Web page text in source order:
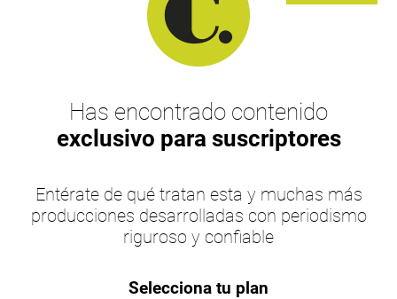
Has encontrado contenido
exclusivo para suscriptores
Entérate de qué tratan esta y muchas más
producciones desarrolladas con periodismo
riguroso y confiable
Selecciona tu plan